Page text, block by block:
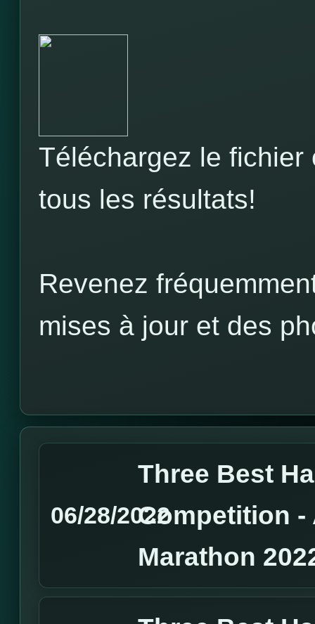
Téléchargez le
tous les résultats!
Revenez
mises à jour et des
06/28/2022
Three Best
Competition -
Marathon